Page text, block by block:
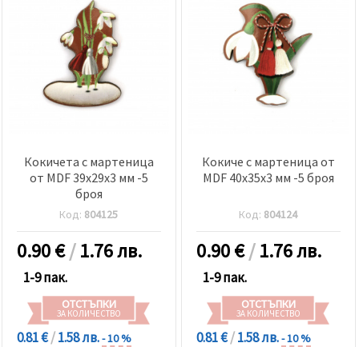
Кокичета с мартеница
от MDF 39x29x3 мм -5
броя
Код: 804125
0.90€/1.76 лв.
1-9 пак.
ОТСТЪПКИ
ЗА КОЛИЧЕСТВО
0.81 €/1.58 лв.- 10 %
Кокиче с мартеница от
MDF 40x35x3 мм -5 броя
Код: 804124
0.90€/1.76 лв.
1-9 пак.
ОТСТЪПКИ
ЗА КОЛИЧЕСТВО
0.81 €/1.58 лв.- 10 %